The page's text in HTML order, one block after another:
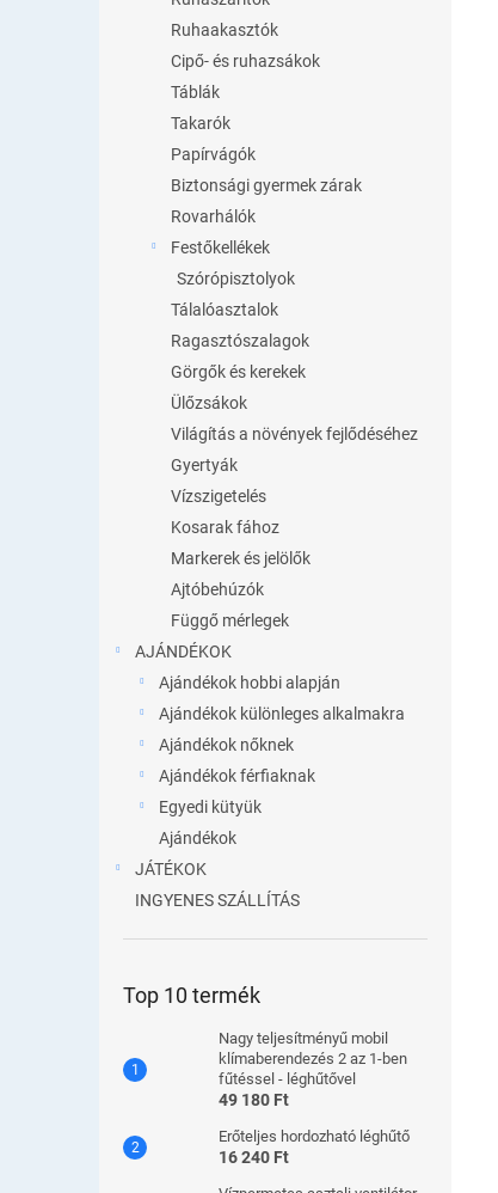
Ruhaakasztók
Cipő- és ruhazsákok
Táblák
Takarók
Papírvágók
Biztonsági gyermek zárak
Rovarhálók
Festőkellékek
Szórópisztolyok
Tálalóasztalok
Ragasztószalagok
Görgők és kerekek
Ülőzsákok
Világítás a növények fejlődéséhez
Gyertyák
Vízszigetelés
Kosarak fához
Markerek és jelölők
Ajtóbehúzók
Függő mérlegek
AJÁNDÉKOK
Ajándékok hobbi alapján
Ajándékok különleges alkalmakra
Ajándékok nőknek
Ajándékok férfiaknak
Egyedi kütyük
Ajándékok
JÁTÉKOK
INGYENES SZÁLLÍTÁS
Top 10 termék
Nagy teljesítményű mobil
klímaberendezés 2 az 1-ben
fűtéssel - léghűtővel
49 180 Ft
Erőteljes hordozható léghűtő
16 240 Ft